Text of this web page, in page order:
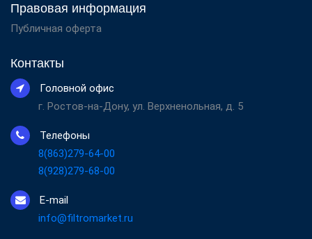
Правовая информация
Публичная оферта
Контакты
Головной офис
г. Ростов-на-Дону, ул. Верхненольная, д. 5
Телефоны
8(863)279-64-00
8(928)279-68-00
E-mail
info@filtromarket.ru